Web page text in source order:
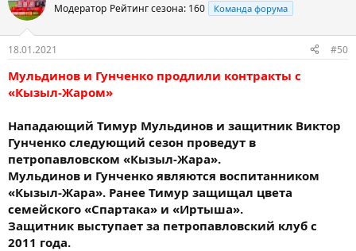
Модератор Рейтинг сезона: 160 Команда форума
18.01.2021 #50
Мульдинов и Гунченко продлили контракты с
«Кызыл-Жаром»
Нападающий Тимур Мульдинов и защитник Виктор
Гунченко следующий сезон проведут в
петропавловском «Кызыл-Жара».
Мульдинов и Гунченко являются воспитанником
«Кызыл-Жара». Ранее Тимур защищал цвета
семейского «Спартака» и «Иртыша».
Защитник выступает за петропавловский клуб с
2011 года.